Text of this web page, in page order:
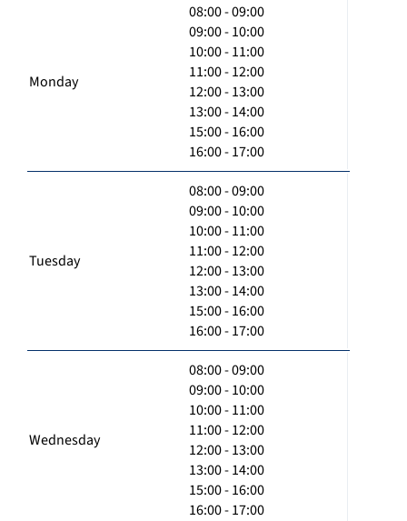
Monday
08:00 - 09:00
09:00 - 10:00
10:00 - 11:00
11:00 - 12:00
12:00 - 13:00
13:00 - 14:00
15:00 - 16:00
16:00 - 17:00
Tuesday
08:00 - 09:00
09:00 - 10:00
10:00 - 11:00
11:00 - 12:00
12:00 - 13:00
13:00 - 14:00
15:00 - 16:00
16:00 - 17:00
Wednesday
08:00 - 09:00
09:00 - 10:00
10:00 - 11:00
11:00 - 12:00
12:00 - 13:00
13:00 - 14:00
15:00 - 16:00
16:00 - 17:00